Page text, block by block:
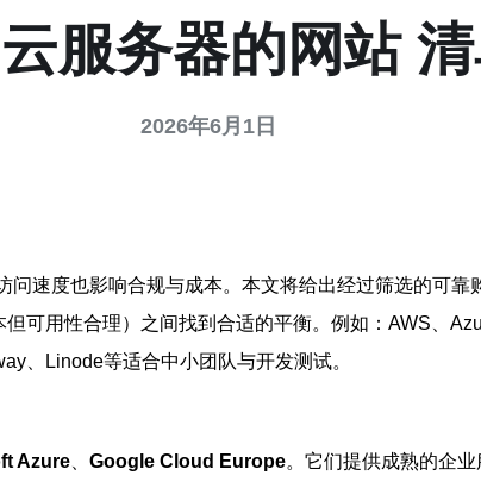
服务器的网站
2026年6月1日
问速度也影响合规与成本。本文将给出经过筛选的可
可用性合理）之间找到合适的平衡。例如：AWS、
、Linode等适合中小团队与开发测试。
Azure Google Cloud Europe。它们提供成熟的企